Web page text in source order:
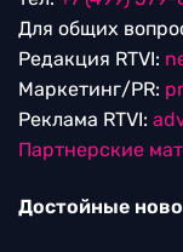
Для общих
Редакция RTVI:
Маркетинг/PR:
Реклама RTVI:
Партнерские
Достойные